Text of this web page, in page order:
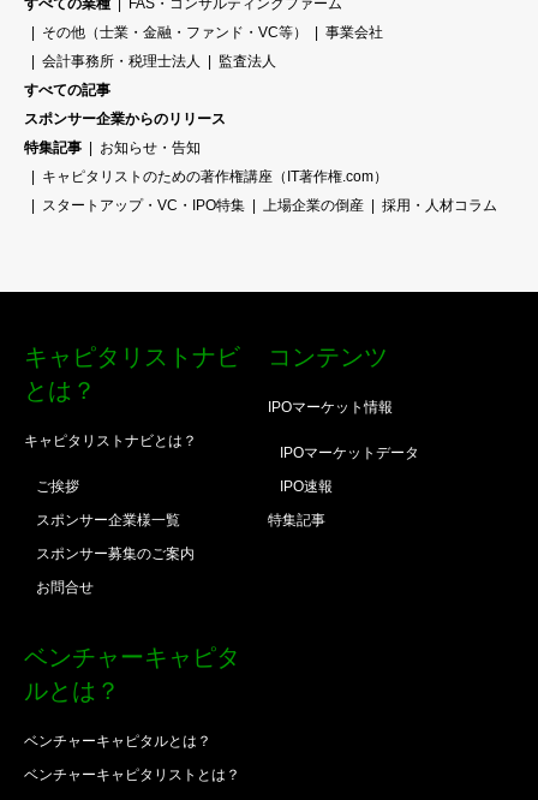
その他（士業・金融・ファンド・VC等）
事業会社
会計事務所・税理士法人
監査法人
すべての記事
スポンサー企業からのリリース
特集記事
お知らせ・告知
キャピタリストのための著作権講座（IT著作権.com）
スタートアップ・VC・IPO特集
上場企業の倒産 採用・人材コラム
キャピタリストナビ
とは？
キャピタリストナビとは？
ご挨拶
スポンサー企業様一覧
スポンサー募集のご案内
お問合せ
コンテンツ
IPOマーケット情報
IPOマーケットデータ
IPO速報
特集記事
ベンチャーキャピタ
ルとは？
ベンチャーキャピタルとは？
ベンチャーキャピタリストとは？